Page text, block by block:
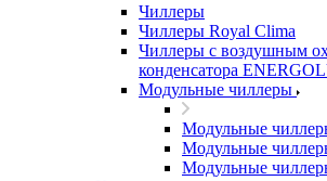
Чиллеры
Чиллеры Royal Clima
Чиллеры с воздушным
конденсатора
Модульные чиллеры
Модульные
Модульные
Модульные